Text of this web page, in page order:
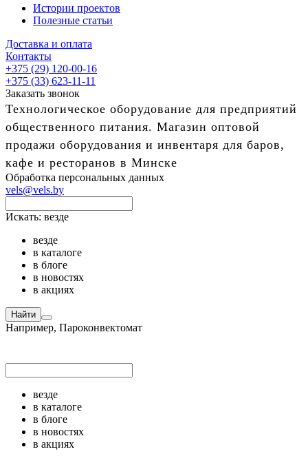
Истории проектов
Полезные статьи
Доставка и оплата
Контакты
+375 (29) 120-00-16
+375 (33) 623-11-11
Заказать звонок
Технологическое оборудование для предприятий
общественного питания. Магазин оптовой
продажи оборудования и инвентаря для баров,
кафе и ресторанов в Минске
Обработка персональных данных
vels@vels.by
Искать: везде
везде
в каталоге
в блоге
в новостях
в акциях
Найти
Например, Пароконвектомат
везде
в каталоге
в блоге
в новостях
в акциях